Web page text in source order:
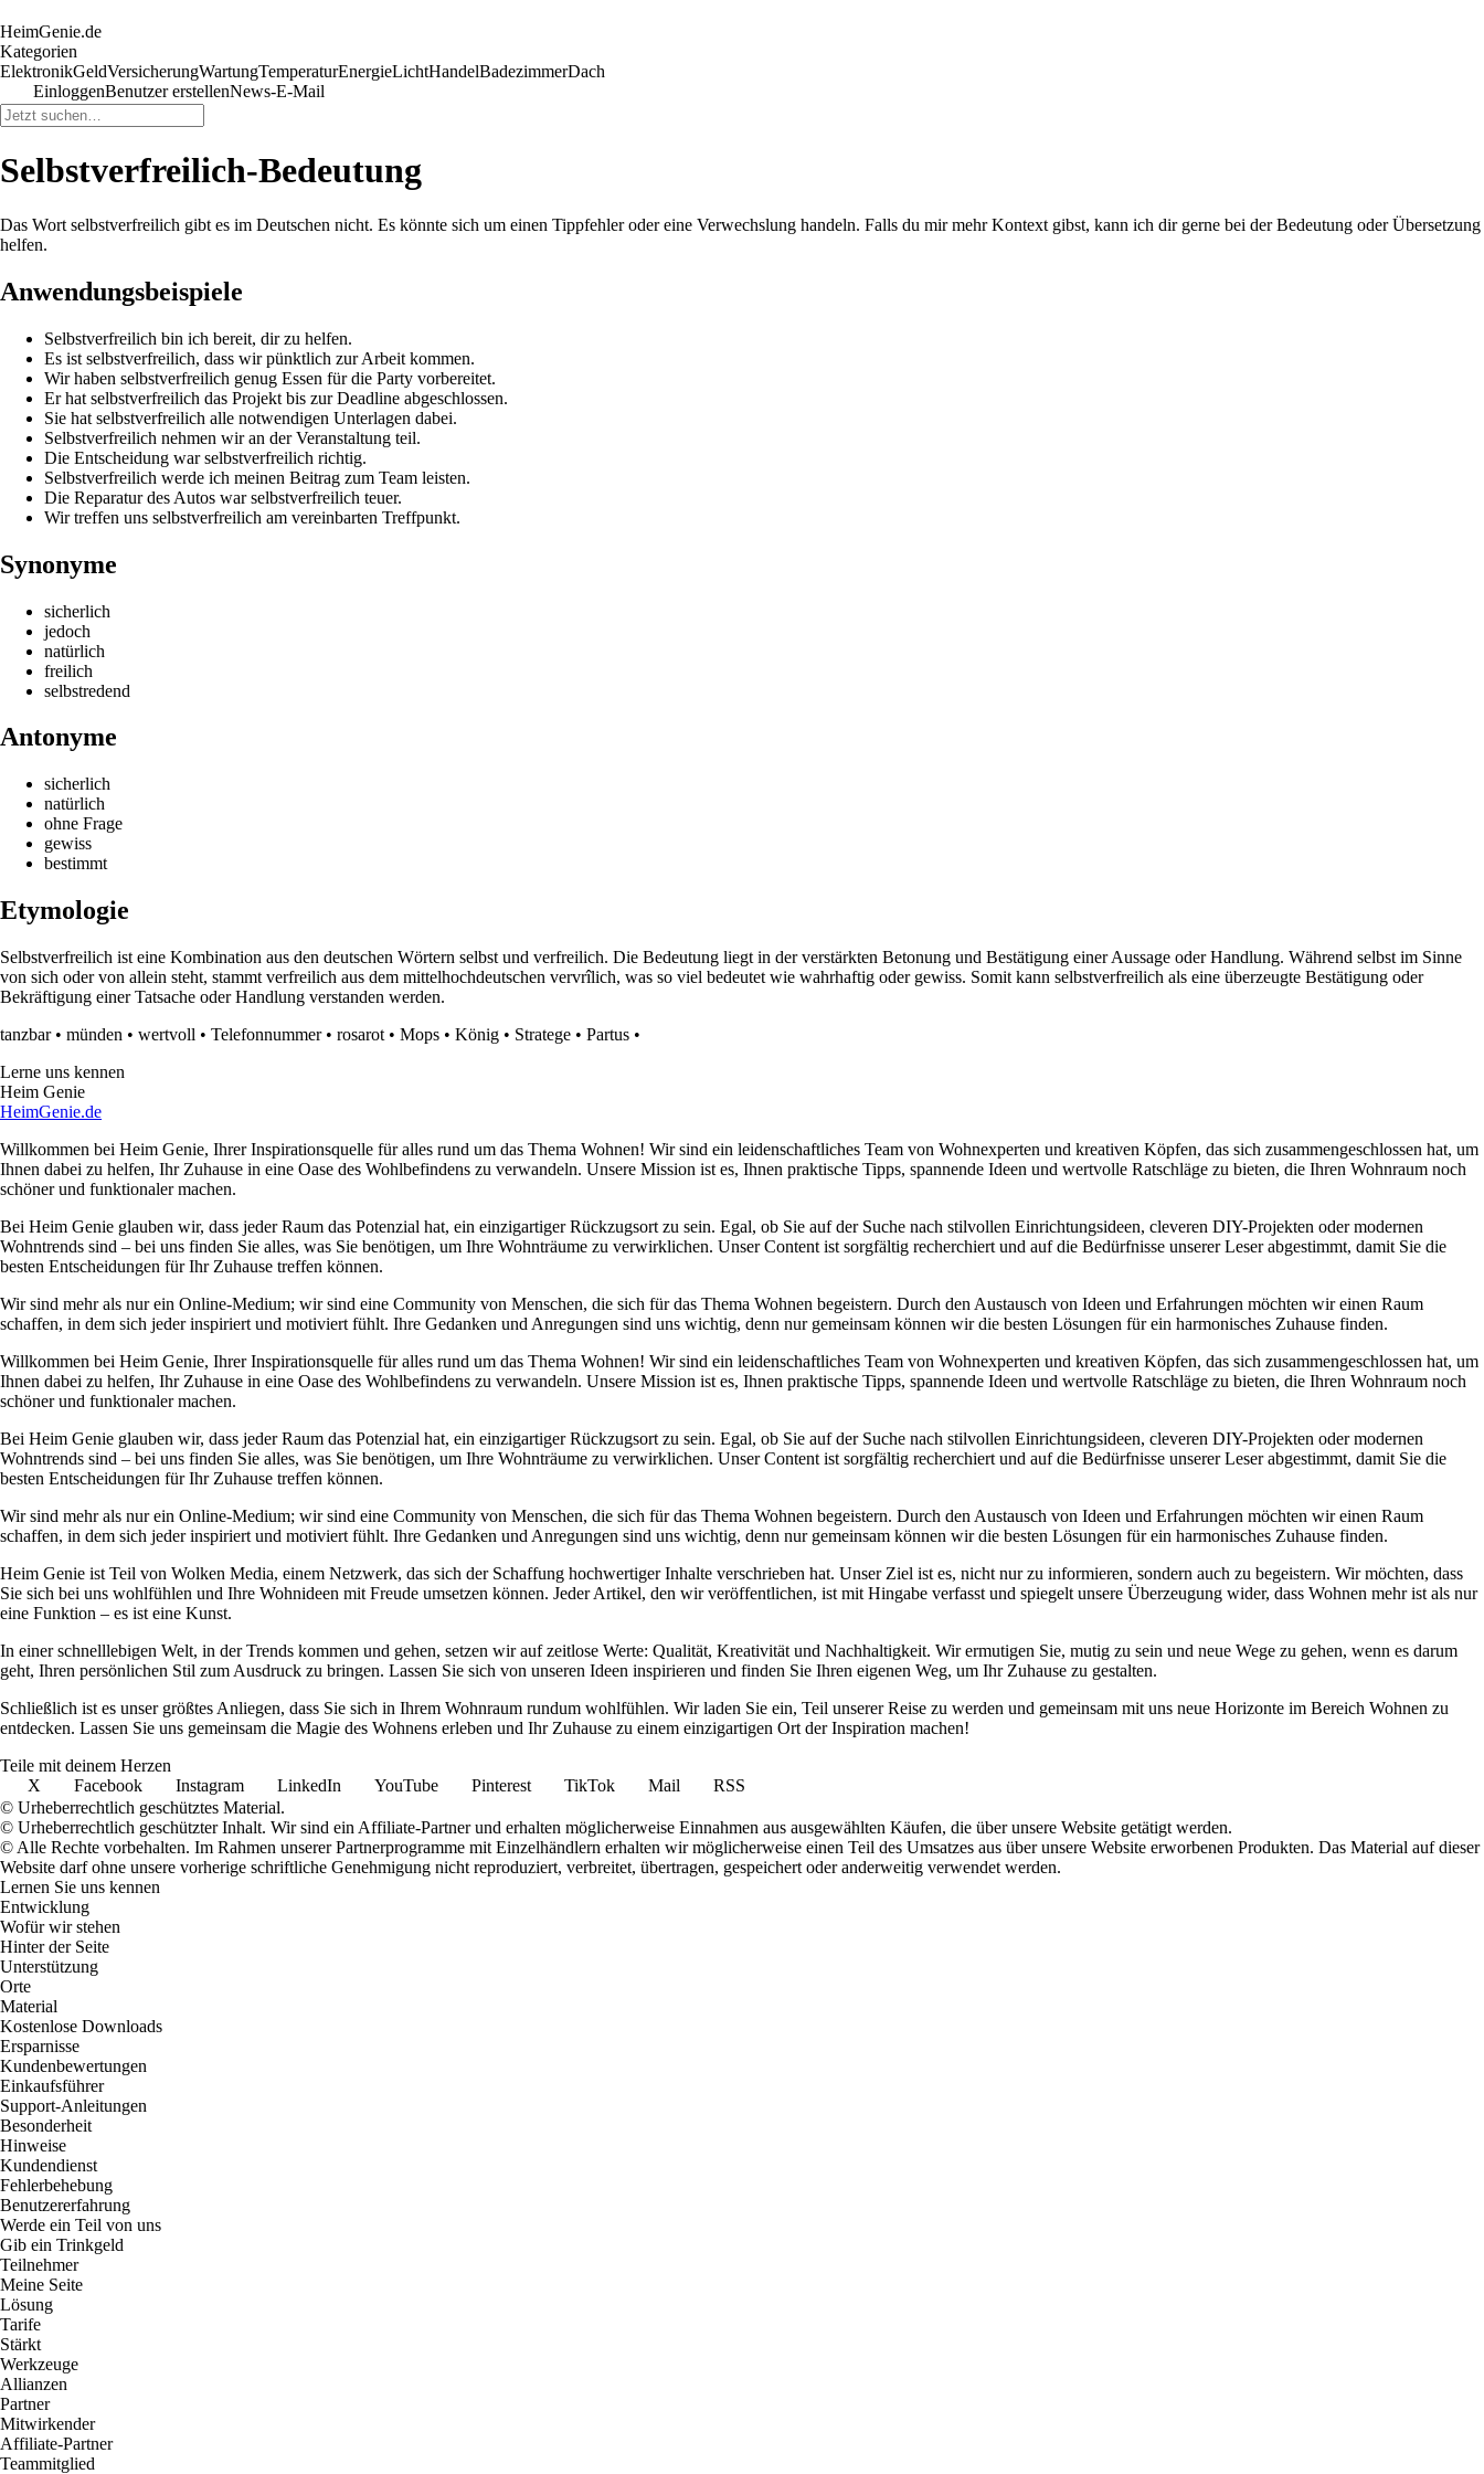
HeimGenie.de
Kategorien
ElektronikGeldVersicherungWartungTemperaturEnergieLichtHandelBadezimmerDach
EinloggenBenutzer erstellenNews-E-Mail
Selbstverfreilich-Bedeutung
Das Wort selbstverfreilich gibt es im Deutschen nicht. Es könnte sich um einen Tippfehler oder eine Verwechslung handeln. Falls du mir mehr Kontext gibst, kann ich dir gerne bei der Bedeutung oder Übersetzung
helfen.
Anwendungsbeispiele
Selbstverfreilich bin ich bereit, dir zu helfen.
Es ist selbstverfreilich, dass wir pünktlich zur Arbeit kommen.
Wir haben selbstverfreilich genug Essen für die Party vorbereitet.
Er hat selbstverfreilich das Projekt bis zur Deadline abgeschlossen.
Sie hat selbstverfreilich alle notwendigen Unterlagen dabei.
Selbstverfreilich nehmen wir an der Veranstaltung teil.
Die Entscheidung war selbstverfreilich richtig.
Selbstverfreilich werde ich meinen Beitrag zum Team leisten.
Die Reparatur des Autos war selbstverfreilich teuer.
Wir treffen uns selbstverfreilich am vereinbarten Treffpunkt.
Synonyme
sicherlich
jedoch
natürlich
freilich
selbstredend
Antonyme
sicherlich
natürlich
ohne Frage
gewiss
bestimmt
Etymologie
Selbstverfreilich ist eine Kombination aus den deutschen Wörtern selbst und verfreilich. Die Bedeutung liegt in der verstärkten Betonung und Bestätigung einer Aussage oder Handlung. Während selbst im Sinne
von sich oder von allein steht, stammt verfreilich aus dem mittelhochdeutschen vervrîlich, was so viel bedeutet wie wahrhaftig oder gewiss. Somit kann selbstverfreilich als eine überzeugte Bestätigung oder
Bekräftigung einer Tatsache oder Handlung verstanden werden.
tanzbar• münden • wertvoll • Telefonnummer• rosarot • Mops • König • Stratege • Partus •
Lerne uns kennen
Heim Genie
HeimGenie.de
Willkommen bei Heim Genie, Ihrer Inspirationsquelle für alles rund um das Thema Wohnen! Wir sind ein leidenschaftliches Team von Wohnexperten und kreativen Köpfen, das sich zusammengeschlossen hat, um
Ihnen dabei zu helfen, Ihr Zuhause in eine Oase des Wohlbefindens zu verwandeln. Unsere Mission ist es, Ihnen praktische Tipps, spannende Ideen und wertvolle Ratschläge zu bieten, die Ihren Wohnraum noch
schöner und funktionaler machen.
Bei Heim Genie glauben wir, dass jeder Raum das Potenzial hat, ein einzigartiger Rückzugsort zu sein. Egal, ob Sie auf der Suche nach stilvollen Einrichtungsideen, cleveren DIY-Projekten oder modernen
Wohntrends sind – bei uns finden Sie alles, was Sie benötigen, um Ihre Wohnträume zu verwirklichen. Unser Content ist sorgfältig recherchiert und auf die Bedürfnisse unserer Leser abgestimmt, damit Sie die
besten Entscheidungen für Ihr Zuhause treffen können.
Wir sind mehr als nur ein Online-Medium; wir sind eine Community von Menschen, die sich für das Thema Wohnen begeistern. Durch den Austausch von Ideen und Erfahrungen möchten wir einen Raum
schaffen, in dem sich jeder inspiriert und motiviert fühlt. Ihre Gedanken und Anregungen sind uns wichtig, denn nur gemeinsam können wir die besten Lösungen für ein harmonisches Zuhause finden.
Willkommen bei Heim Genie, Ihrer Inspirationsquelle für alles rund um das Thema Wohnen! Wir sind ein leidenschaftliches Team von Wohnexperten und kreativen Köpfen, das sich zusammengeschlossen hat, um
Ihnen dabei zu helfen, Ihr Zuhause in eine Oase des Wohlbefindens zu verwandeln. Unsere Mission ist es, Ihnen praktische Tipps, spannende Ideen und wertvolle Ratschläge zu bieten, die Ihren Wohnraum noch
schöner und funktionaler machen.
Bei Heim Genie glauben wir, dass jeder Raum das Potenzial hat, ein einzigartiger Rückzugsort zu sein. Egal, ob Sie auf der Suche nach stilvollen Einrichtungsideen, cleveren DIY-Projekten oder modernen
Wohntrends sind – bei uns finden Sie alles, was Sie benötigen, um Ihre Wohnträume zu verwirklichen. Unser Content ist sorgfältig recherchiert und auf die Bedürfnisse unserer Leser abgestimmt, damit Sie die
besten Entscheidungen für Ihr Zuhause treffen können.
Wir sind mehr als nur ein Online-Medium; wir sind eine Community von Menschen, die sich für das Thema Wohnen begeistern. Durch den Austausch von Ideen und Erfahrungen möchten wir einen Raum
schaffen, in dem sich jeder inspiriert und motiviert fühlt. Ihre Gedanken und Anregungen sind uns wichtig, denn nur gemeinsam können wir die besten Lösungen für ein harmonisches Zuhause finden.
Heim Genie ist Teil von Wolken Media, einem Netzwerk, das sich der Schaffung hochwertiger Inhalte verschrieben hat. Unser Ziel ist es, nicht nur zu informieren, sondern auch zu begeistern. Wir möchten, dass
Sie sich bei uns wohlfühlen und Ihre Wohnideen mit Freude umsetzen können. Jeder Artikel, den wir veröffentlichen, ist mit Hingabe verfasst und spiegelt unsere Überzeugung wider, dass Wohnen mehr ist als nur
eine Funktion – es ist eine Kunst.
In einer schnelllebigen Welt, in der Trends kommen und gehen, setzen wir auf zeitlose Werte: Qualität, Kreativität und Nachhaltigkeit. Wir ermutigen Sie, mutig zu sein und neue Wege zu gehen, wenn es darum
geht, Ihren persönlichen Stil zum Ausdruck zu bringen. Lassen Sie sich von unseren Ideen inspirieren und finden Sie Ihren eigenen Weg, um Ihr Zuhause zu gestalten.
Schließlich ist es unser größtes Anliegen, dass Sie sich in Ihrem Wohnraum rundum wohlfühlen. Wir laden Sie ein, Teil unserer Reise zu werden und gemeinsam mit uns neue Horizonte im Bereich Wohnen zu
entdecken. Lassen Sie uns gemeinsam die Magie des Wohnens erleben und Ihr Zuhause zu einem einzigartigen Ort der Inspiration machen!
Teile mit deinem Herzen
X
Facebook Instagram LinkedIn YouTube Pinterest TikTok Mail
RSS
© Urheberrechtlich geschütztes Material.
© Urheberrechtlich geschützter Inhalt. Wir sind ein Affiliate-Partner und erhalten möglicherweise Einnahmen aus ausgewählten Käufen, die über unsere Website getätigt werden.
© Alle Rechte vorbehalten. Im Rahmen unserer Partnerprogramme mit Einzelhändlern erhalten wir möglicherweise einen Teil des Umsatzes aus über unsere Website erworbenen Produkten. Das Material auf dieser
Website darf ohne unsere vorherige schriftliche Genehmigung nicht reproduziert, verbreitet, übertragen, gespeichert oder anderweitig verwendet werden.
Lernen Sie uns kennen
Entwicklung
Wofür wir stehen
Hinter der Seite
Unterstützung
Orte
Material
Kostenlose Downloads
Ersparnisse
Kundenbewertungen
Einkaufsführer
Support-Anleitungen
Besonderheit
Hinweise
Kundendienst
Fehlerbehebung
Benutzererfahrung
Werde ein Teil von uns
Gib ein Trinkgeld
Teilnehmer
Meine Seite
Lösung
Tarife
Stärkt
Werkzeuge
Allianzen
Partner
Mitwirkender
Affiliate-Partner
Teammitglied